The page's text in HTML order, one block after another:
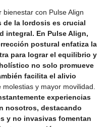
con Pulse Align
de la lordosis es crucial
integral. En Pulse Align,
postural enfatiza la
para lograr el equilibrio y
no solo promueve
facilita el alivio
molestias y mayor movilidad.
experiencias
nosotros, destacando
y no invasivas fomentan